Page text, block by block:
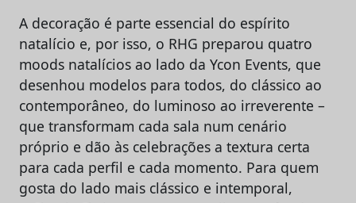
A decoração é parte essencial do espírito
natalício e, por isso, o RHG preparou quatro
moods natalícios ao lado da Ycon Events, que
desenhou modelos para todos, do clássico ao
contemporâneo, do luminoso ao irreverente –
que transformam cada sala num cenário
próprio e dão às celebrações a textura certa
para cada perfil e cada momento. Para quem
gosta do lado mais clássico e intemporal,